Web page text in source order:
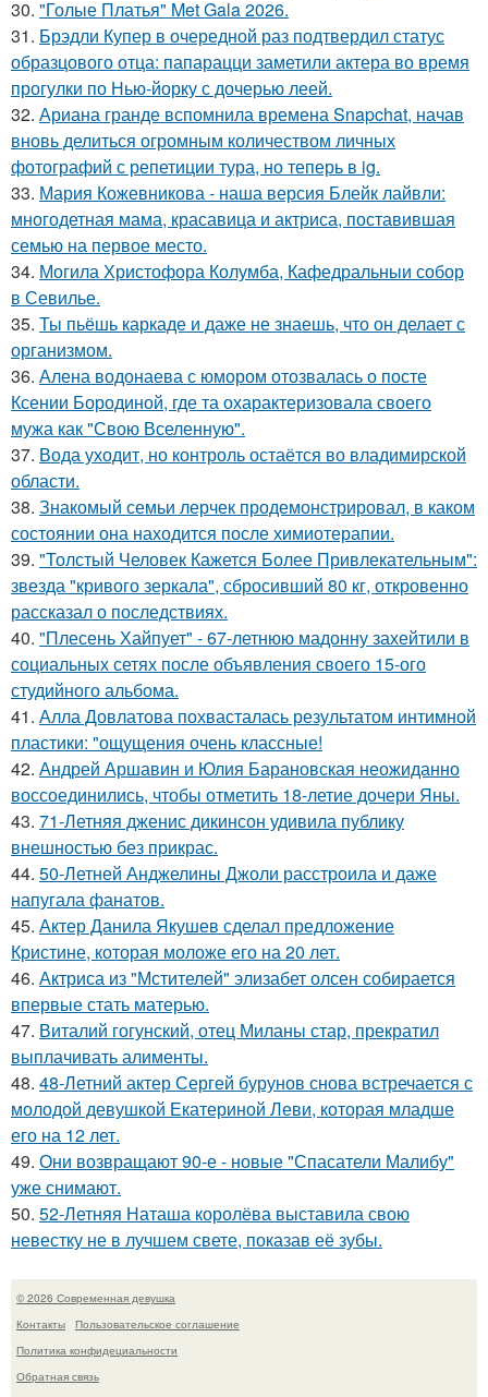
30. "Голые Платья" Met Gala 2026.
31. Брэдли Купер в очередной раз подтвердил статус
образцового отца: папарацци заметили актера во время
прогулки по Нью-йорку с дочерью леей.
32. Ариана гранде вспомнила времена Snapchat, начав
вновь делиться огромным количеством личных
фотографий с репетиции тура, но теперь в ig.
33. Мария Кожевникова - наша версия Блейк лайвли:
многодетная мама, красавица и актриса, поставившая
семью на первое место.
34. Могила Христофора Колумба, Кафедральныи собор
в Севилье.
35. Ты пьёшь каркаде и даже не знаешь, что он делает с
организмом.
36. Алена водонаева с юмором отозвалась о посте
Ксении Бородиной, где та охарактеризовала своего
мужа как "Свою Вселенную".
37. Вода уходит, но контроль остаётся во владимирской
области.
38. Знакомый семьи лерчек продемонстрировал, в каком
состоянии она находится после химиотерапии.
39. "Толстый Человек Кажется Более Привлекательным":
звезда "кривого зеркала", сбросивший 80 кг, откровенно
рассказал о последствиях.
40. "Плесень Хайпует" - 67-летнюю мадонну захейтили в
социальных сетях после объявления своего 15-ого
студийного альбома.
41. Алла Довлатова похвасталась результатом интимной
пластики: "ощущения очень классные!
42. Андрей Аршавин и Юлия Барановская неожиданно
воссоединились, чтобы отметить 18-летие дочери Яны.
43. 71-Летняя дженис дикинсон удивила публику
внешностью без прикрас.
44. 50-Летней Анджелины Джоли расстроила и даже
напугала фанатов.
45. Актер Данила Якушев сделал предложение
Кристине, которая моложе его на 20 лет.
46. Актриса из "Мстителей" элизабет олсен собирается
впервые стать матерью.
47. Виталий гогунский, отец Миланы стар, прекратил
выплачивать алименты.
48. 48-Летний актер Сергей бурунов снова встречается с
молодой девушкой Екатериной Леви, которая младше
его на 12 лет.
49. Они возвращают 90-е - новые "Спасатели Малибу"
уже снимают.
50. 52-Летняя Наташа королёва выставила свою
невестку не в лучшем свете, показав её зубы.
© 2026 Современная девушка
Контакты
Пользовательское соглашение
Политика конфидециальности
Обратная связь